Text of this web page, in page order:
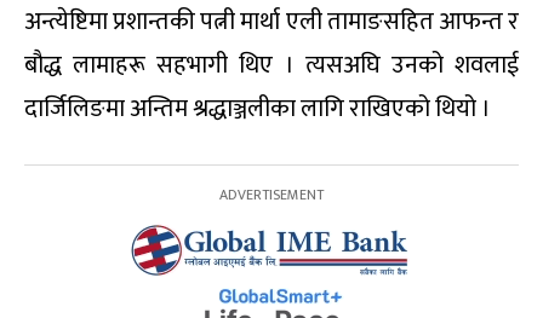
अन्त्येष्टिमा प्रशान्तकी पत्नी मार्था एली तामाङसहित आफन्त र
बौद्ध लामाहरू सहभागी थिए । त्यसअघि उनको शवलाई
दार्जिलिङमा अन्तिम श्रद्धाञ्जलीका लागि राखिएको थियो ।